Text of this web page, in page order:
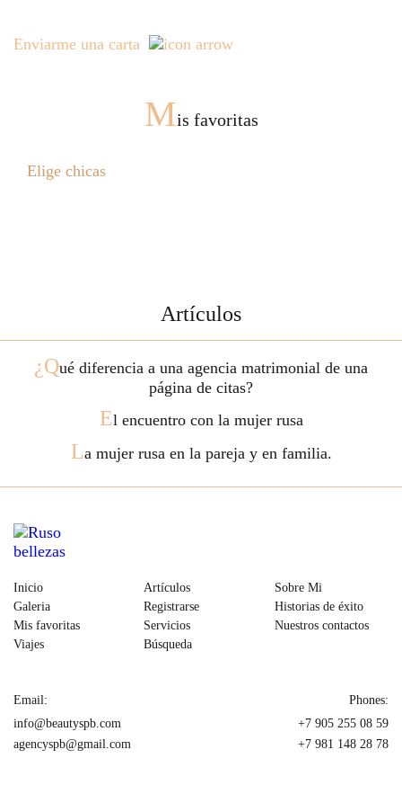
Enviarme una carta
Mis favoritas
Elige chicas
Artículos
¿Qué diferencia a una agencia matrimonial de una
página de citas?
El encuentro con la mujer rusa
La mujer rusa en la pareja y en familia.
Inicio
Galeria
Mis favoritas
Viajes
Artículos
Registrarse
Servicios
Búsqueda
Sobre Mi
Historias de éxito
Nuestros contactos
Email:
info@beautyspb.com
agencyspb@gmail.com
Phones:
+7 905 255 08 59
+7 981 148 28 78